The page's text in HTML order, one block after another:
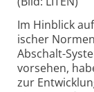
Im Hinblick
ischer
Abschalt-
vorsehen,
zur